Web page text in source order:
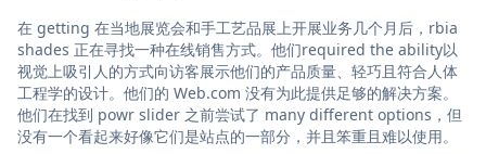
在 getting 在当地展览会和手工艺品展上开展业务几个月后，rbia
shades 正在寻找一种在线销售方式。他们required the ability以
视觉上吸引人的方式向访客展示他们的产品质量、轻巧且符合人体
工程学的设计。他们的 Web.com 没有为此提供足够的解决方案。
他们在找到 powr slider 之前尝试了 many different options，但
没有一个看起来好像它们是站点的一部分，并且笨重且难以使用。